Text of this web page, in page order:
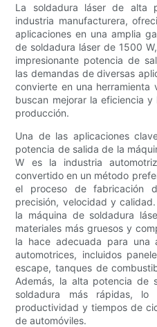
La soldadura láser de alta
industria manufacturera,
aplicaciones en una amplia
de soldadura láser de 1500
impresionante potencia de
las demandas de diversas
convierte en una herramienta
buscan mejorar la eficiencia
producción.
Una de las aplicaciones
potencia de salida de la
W es la industria
convertido en un método
el proceso de fabricación
precisión, velocidad y
la máquina de soldadura
materiales más gruesos y
la hace adecuada para una
automotrices, incluidos
escape, tanques de
Además, la alta potencia de
soldadura más rápidas,
productividad y tiempos de
de automóviles.